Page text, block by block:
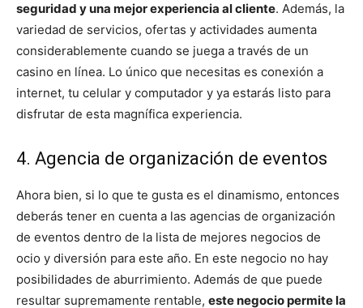
seguridad y una mejor experiencia al cliente. Además, la
variedad de servicios, ofertas y actividades aumenta
considerablemente cuando se juega a través de un
casino en línea. Lo único que necesitas es conexión a
internet, tu celular y computador y ya estarás listo para
disfrutar de esta magnífica experiencia.
4. Agencia de organización de eventos
Ahora bien, si lo que te gusta es el dinamismo, entonces
deberás tener en cuenta a las agencias de organización
de eventos dentro de la lista de mejores negocios de
ocio y diversión para este año. En este negocio no hay
posibilidades de aburrimiento. Además de que puede
resultar supremamente rentable, este negocio permite la